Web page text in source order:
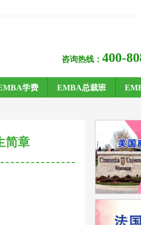
咨询热线： 400-
学费 EMBA总裁班
简章